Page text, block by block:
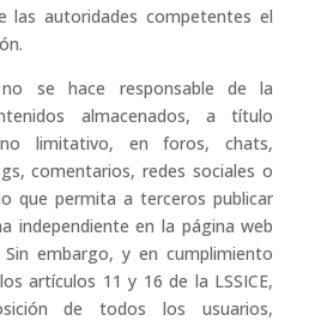
las autoridades competentes el
no se hace responsable de la
almacenados, a título
limitativo, en foros, chats,
comentarios, redes sociales o
que permita a terceros publicar
independiente en la página web
Sin embargo, y en cumplimiento
artículos 11 y 16 de la LSSICE,
de todos los usuarios,